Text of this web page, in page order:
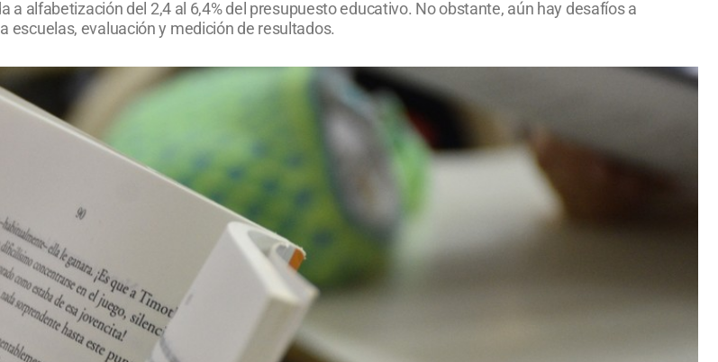
alfabetización del 2,4 al 6,4% del presupuesto educativo. No obstante, aún hay desafíos a
evaluación y medición de resultados.